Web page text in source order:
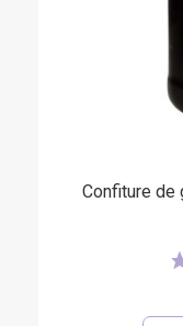
Confiture de